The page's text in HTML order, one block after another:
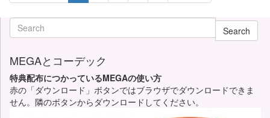
Search
MEGAとコーデック
特典配布につかっているMEGAの使い方
赤の「ダウンロード」ボタンではブラウザでダウンロードできま
せん。隣のボタンからダウンロードしてください。